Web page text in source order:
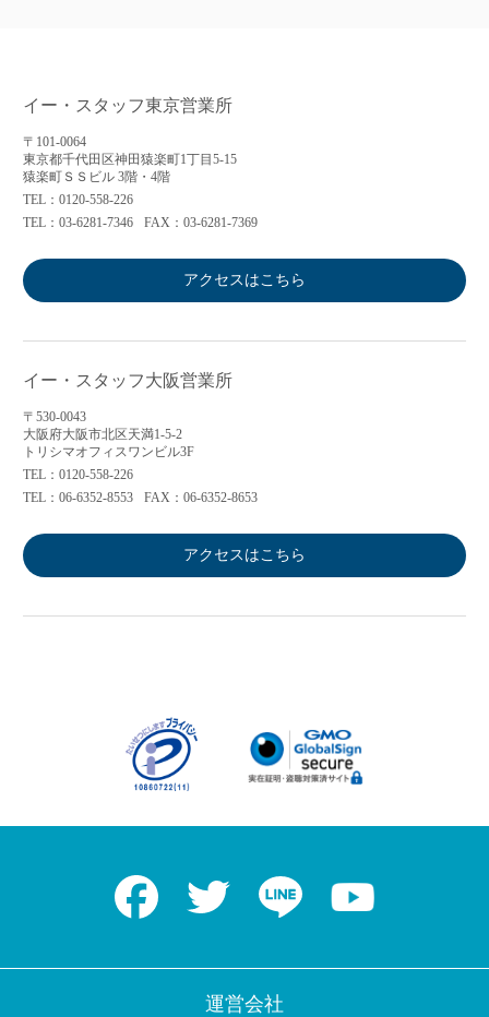
イー・スタッフ東京営業所
〒101-0064
東京都千代田区神田猿楽町1丁目5-15
猿楽町ＳＳビル 3階・4階
TEL：0120-558-226
TEL：03-6281-7346
FAX：03-6281-7369
アクセスはこちら
イー・スタッフ大阪営業所
〒530-0043
大阪府大阪市北区天満1-5-2
トリシマオフィスワンビル3F
TEL：0120-558-226
TEL：06-6352-8553
FAX：06-6352-8653
アクセスはこちら
Facebook Twitter LINE
運営会社